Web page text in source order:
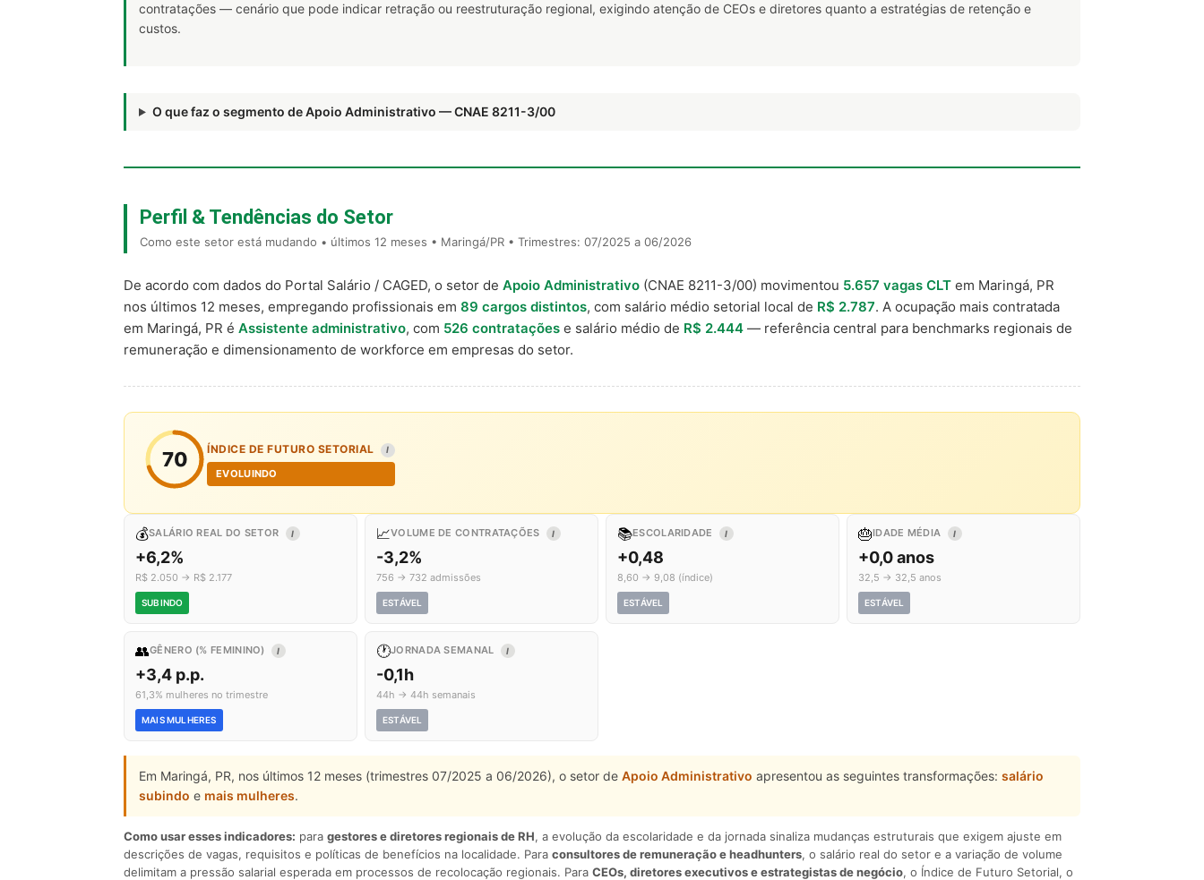
contratações — cenário que pode indicar retração ou reestruturação regional, exigindo atenção de CEOs e diretores quanto a estratégias de retenção e
custos.
O que faz o segmento de Apoio Administrativo — CNAE 8211-3/00
Perfil & Tendências do Setor
Como este setor está mudando • últimos 12 meses • Maringá/PR • Trimestres: 07/2025 a 06/2026
De acordo com dados do Portal Salário / CAGED, o setor de Apoio Administrativo (CNAE 8211-3/00) movimentou 5.657 vagas CLT em Maringá, PR
nos últimos 12 meses, empregando profissionais em 89 cargos distintos, com salário médio setorial local de R$ 2.787. A ocupação mais contratada
em Maringá, PR é Assistente administrativo, com 526 contratações e salário médio de R$ 2.444 — referência central para benchmarks regionais de
remuneração e dimensionamento de workforce em empresas do setor.
70 ÍNDICE DE FUTURO SETORIAL I
EVOLUINDO
💰SALÁRIO REAL DO SETOR I
+6,2%
R$ 2.050 → R$ 2.177
SUBINDO
📈VOLUME DE CONTRATAÇÕES I
-3,2%
756 → 732 admissões
ESTÁVEL
📚ESCOLARIDADE I
+0,48
8,60 → 9,08 (índice)
ESTÁVEL
🎂IDADE MÉDIA I
+0,0 anos
32,5 → 32,5 anos
ESTÁVEL
👥GÊNERO (% FEMININO) I
+3,4 p.p.
61,3% mulheres no trimestre
MAIS MULHERES
🕐JORNADA SEMANAL I
-0,1h
44h → 44h semanais
ESTÁVEL
Em Maringá, PR, nos últimos 12 meses (trimestres 07/2025 a 06/2026), o setor de Apoio Administrativo apresentou as seguintes transformações: salário
subindo e mais mulheres.
Como usar esses indicadores: para gestores e diretores regionais de RH, a evolução da escolaridade e da jornada sinaliza mudanças estruturais que exigem ajuste em
descrições de vagas, requisitos e políticas de benefícios na localidade. Para consultores de remuneração e headhunters, o salário real do setor e a variação de volume
delimitam a pressão salarial esperada em processos de recolocação regionais. Para CEOs, diretores executivos e estrategistas de negócio, o Índice de Futuro Setorial, o